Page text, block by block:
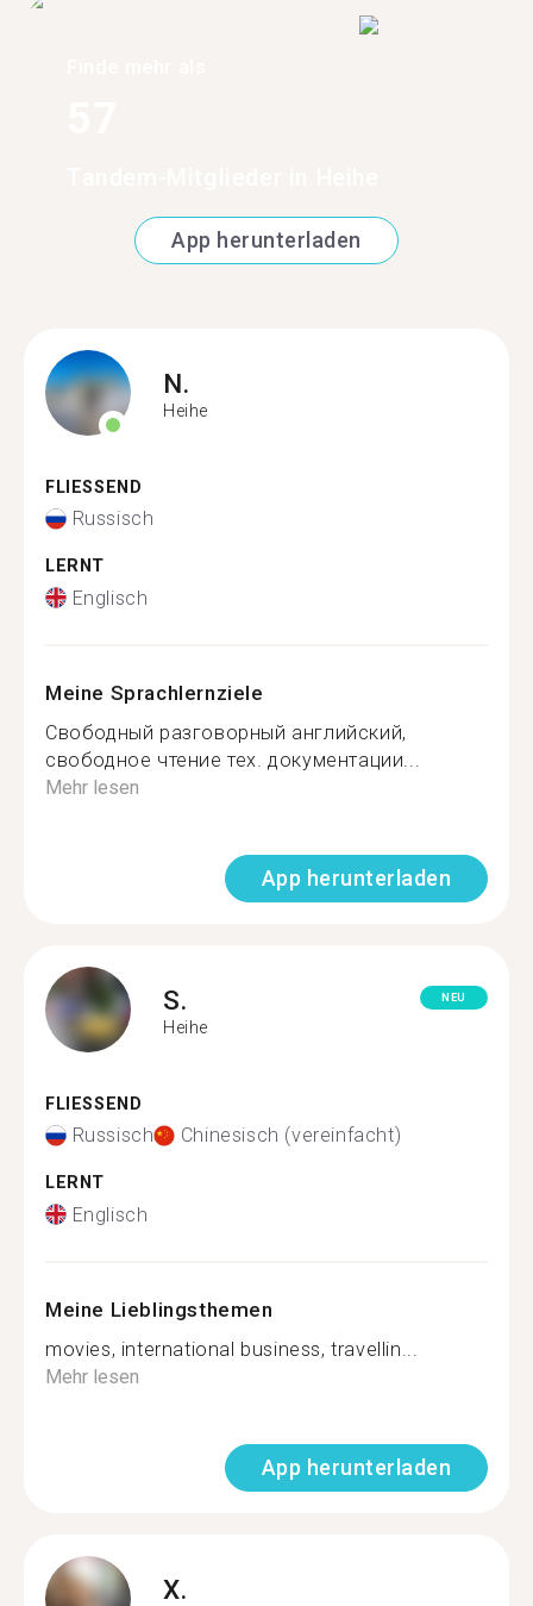
App herunterladen
N.
Heihe
FLIESSEND
Russisch
LERNT
Englisch
Meine Sprachlernziele
Свободный разговорный английский,
свободное чтение тех. документации...
Mehr lesen
App herunterladen
S.
Heihe
NEU
FLIESSEND
Russisch Chinesisch (vereinfacht)
LERNT
Englisch
Meine Lieblingsthemen
movies, international business, travellin...
Mehr lesen
App herunterladen
X.